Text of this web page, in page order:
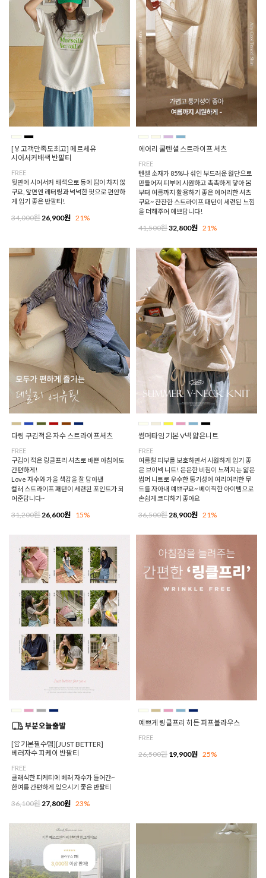
[🏅고객만족도최고] 메르세유
시어서커배색 반팔티
FREE
뒷면에 시어서커 배색으로 등에 땀이 차지 않
구요, 앞면엔 레터링과 넉넉한 핏으로 편안하
게 입기 좋은 반팔티!
34,000원26,900원 21%
에어리 쿨텐셜 스트라이프 셔츠
FREE
텐셀 소재가 85%나 섞인 부드러운 원단으로
만들어져 피부에 시원하고 촉촉하게 닿아 봄
부터 여름까지 활용하기 좋은 에어리한 셔츠
구요~ 잔잔한 스트라이프 패턴이 세련된 느낌
을 더해주어 예쁘답니다!
41,500원32,800원 21%
다링 구김적은 자수 스트라이프셔츠
FREE
구김이 적은 링클프리 셔츠로 바쁜 아침에도
간편하게!
Love 자수와 가을 색감을 잘 담아낸
컬러 스트라이프 패턴이 세련된 포인트가 되
어준답니다~
31,200원 26,600원 15%
썸머타임 기본 V넥 얇은니트
FREE
여름철 피부를 보호하면서 시원하게 입기 좋
은 브이넥 니트! 은은한 비침이 느껴지는 얇은
썸머 니트로 우수한 통기성에 여리여리한 무
드를 자아내 예쁘구요~ 베이직한 아이템으로
손쉽게 코디하기 좋아요
36,500원 28,900원 21%
[👚기본필수템][JUST BETTER]
베러자수 피케이 반팔티
FREE
클래식한 피케티에 베러 자수가 들어간~
한여름 간편하게 입으시기 좋은 반팔티
36,100원 27,800원 23%
예쁘게 링클프리 히든 퍼프블라우스
FREE
26,500원 19,900원 25%